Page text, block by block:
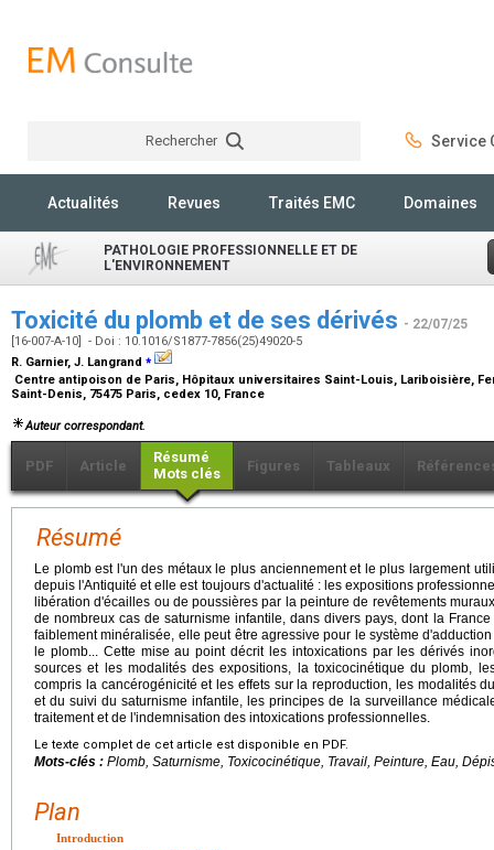
Rechercher Service
Actualités Revues Traités EMC Domaines
PATHOLOGIE PROFESSIONNELLE ET DE
L'ENVIRONNEMENT
Toxicité du plomb et de ses dérivés - 22/07/25
[16-007-A-10] - Doi : 10.1016/S1877-7856(25)49020-5
R. Garnier, J. Langrand ⁎
Centre antipoison de Paris, Hôpitaux universitaires Saint-Louis, Lariboisière,
Saint-Denis, 75475 Paris, cedex 10, France
Auteur correspondant.
PDF Article
Résumé
Mots clés
Figures Tableaux
Résumé
Le plomb est l'un des métaux le plus anciennement et le plus largement
depuis l'Antiquité et elle est toujours d'actualité : les expositions
libération d'écailles ou de poussières par la peinture de revêtements
de nombreux cas de saturnisme infantile, dans divers pays, dont la
faiblement minéralisée, elle peut être agressive pour le système
le plomb... Cette mise au point décrit les intoxications par les dérivés
sources et les modalités des expositions, la toxicocinétique du plomb,
compris la cancérogénicité et les effets sur la reproduction, les modalités
et du suivi du saturnisme infantile, les principes de la surveillance
traitement et de l'indemnisation des intoxications professionnelles.
Le texte complet de cet article est disponible en PDF.
Mots-clés : Plomb, Saturnisme, Toxicocinétique, Travail, Peinture, Eau,
Plan
Introduction